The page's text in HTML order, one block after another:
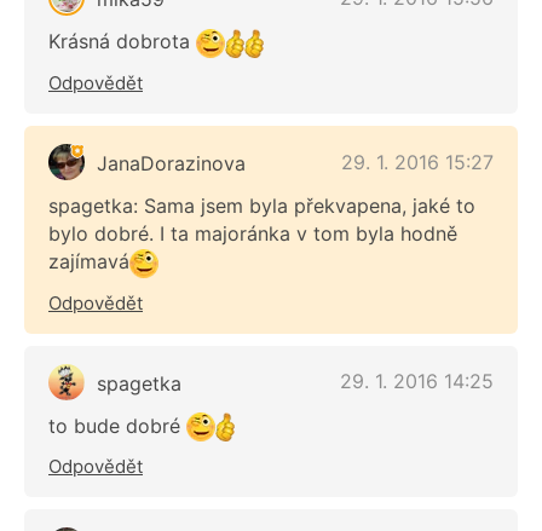
Krásná dobrota
Odpovědět
JanaDorazinova
29. 1. 2016 15:27
spagetka: Sama jsem byla překvapena, jaké to
bylo dobré. I ta majoránka v tom byla hodně
zajímavá
Odpovědět
spagetka
29. 1. 2016 14:25
to bude dobré
Odpovědět